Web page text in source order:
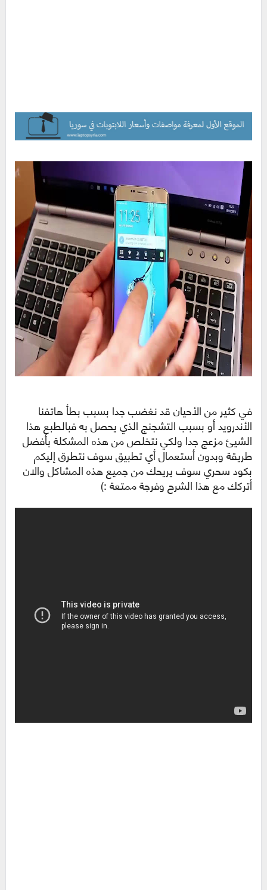
في كثير من الأحيان قد نغضب جدا بسبب بطأ هاتفنا
الأندرويد أو بسبب التشجنج الذي يحصل به فبالطبع هذا
الشيئ مزعج جدا ولكي نتخلص من هذه المشكلة بأفضل
طريقة وبدون أستعمال أي تطبيق سوف نتطرق إليكم
بكود سحري سوف يريحك من جميع هذه المشاكل والان
أتركك مع هذا الشرح وفرجة ممتعة :)